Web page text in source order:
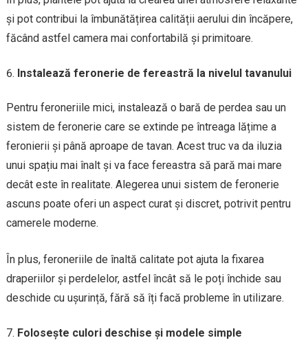
și pot contribui la îmbunătățirea calității aerului din încăpere,
făcând astfel camera mai confortabilă și primitoare.
Instalează feronerie de fereastră la nivelul tavanului
Pentru feroneriile mici, instalează o bară de perdea sau un
sistem de feronerie care se extinde pe întreaga lățime a
feronierii și până aproape de tavan. Acest truc va da iluzia
unui spațiu mai înalt și va face fereastra să pară mai mare
decât este în realitate. Alegerea unui sistem de feronerie
ascuns poate oferi un aspect curat și discret, potrivit pentru
camerele moderne.
În plus, feroneriile de înaltă calitate pot ajuta la fixarea
draperiilor și perdelelor, astfel încât să le poți închide sau
deschide cu ușurință, fără să îți facă probleme în utilizare.
Folosește culori deschise și modele simple